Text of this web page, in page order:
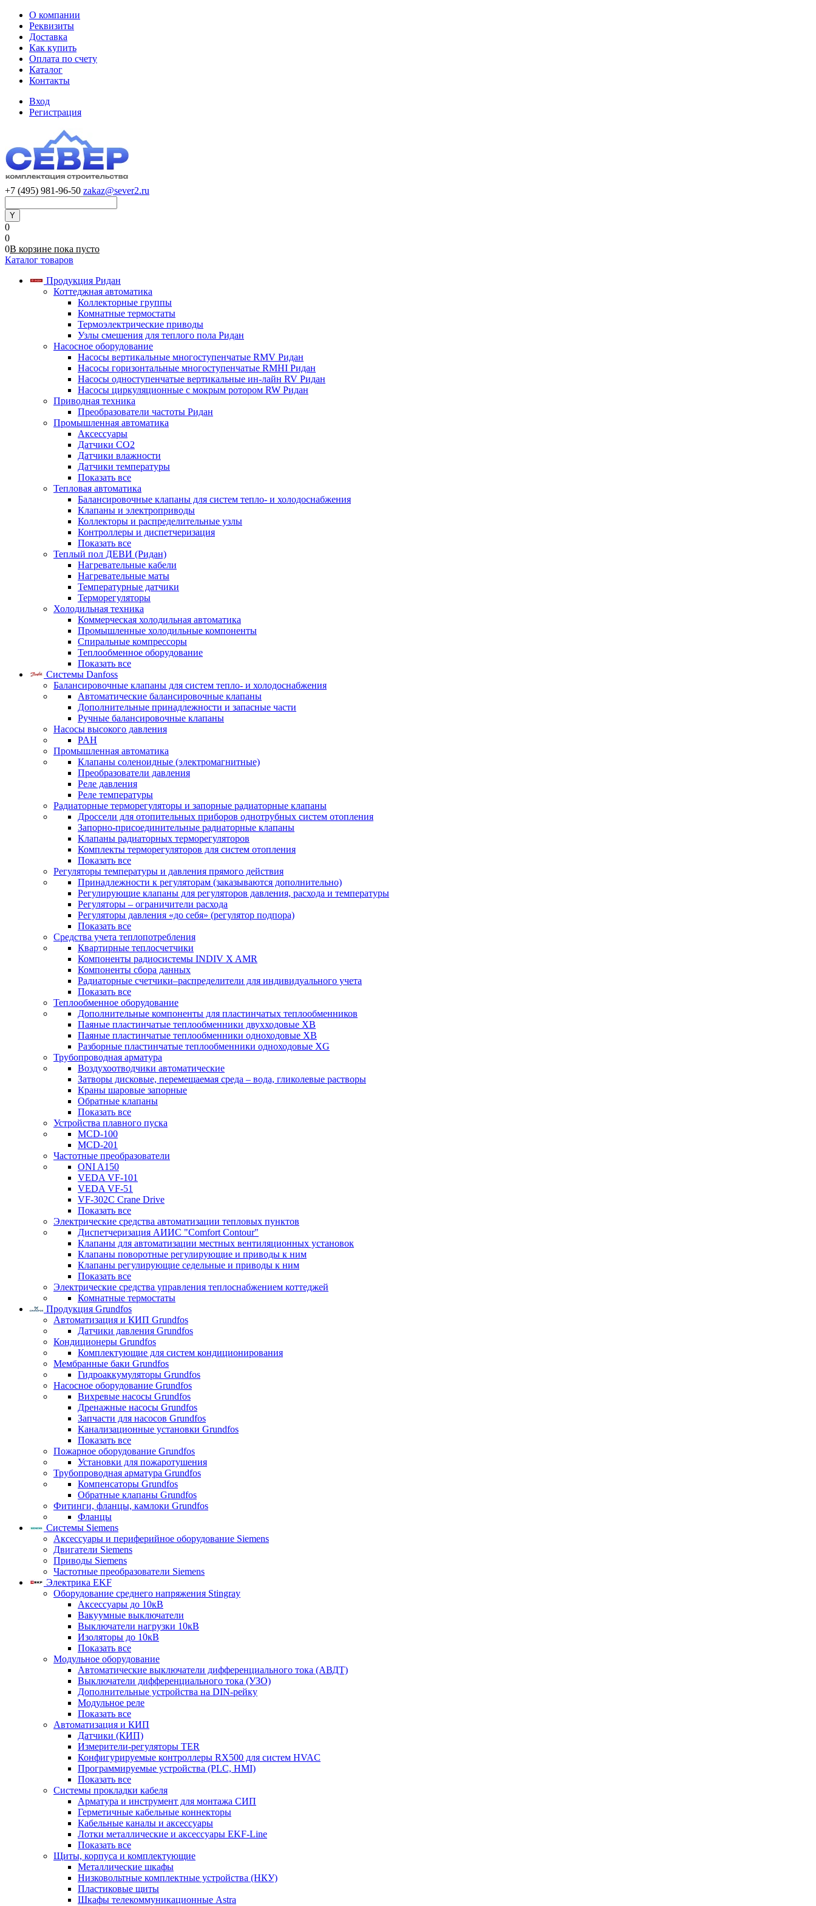
О компании
Реквизиты
Доставка
Как купить
Оплата по счету
Каталог
Контакты
Вход
Регистрация
+7 (495) 981-96-50 zakaz@sever2.ru
0
0
0В корзине пока пусто
Каталог товаров
Продукция Ридан
Коттеджная автоматика
Коллекторные группы
Комнатные термостаты
Термоэлектрические приводы
Узлы смешения для теплого пола Ридан
Насосное оборудование
Насосы вертикальные многоступенчатые RMV Ридан
Насосы горизонтальные многоступенчатые RMHI Ридан
Насосы одноступенчатые вертикальные ин-лайн RV Ридан
Насосы циркуляционные с мокрым ротором RW Ридан
Приводная техника
Преобразователи частоты Ридан
Промышленная автоматика
Аксессуары
Датчики CO2
Датчики влажности
Датчики температуры
Показать все
Тепловая автоматика
Балансировочные клапаны для систем тепло- и холодоснабжения
Клапаны и электроприводы
Коллекторы и распределительные узлы
Контроллеры и диспетчеризация
Показать все
Теплый пол ДЕВИ (Ридан)
Нагревательные кабели
Нагревательные маты
Температурные датчики
Терморегуляторы
Холодильная техника
Коммерческая холодильная автоматика
Промышленные холодильные компоненты
Спиральные компрессоры
Теплообменное оборудование
Показать все
Системы Danfoss
Балансировочные клапаны для систем тепло- и холодоснабжения
Автоматические балансировочные клапаны
Дополнительные принадлежности и запасные части
Ручные балансировочные клапаны
Насосы высокого давления
PAH
Промышленная автоматика
Клапаны соленоидные (электромагнитные)
Преобразователи давления
Реле давления
Реле температуры
Радиаторные терморегуляторы и запорные радиаторные клапаны
Дроссели для отопительных приборов однотрубных систем отопления
Запорно-присоединительные радиаторные клапаны
Клапаны радиаторных терморегуляторов
Комплекты терморегуляторов для систем отопления
Показать все
Регуляторы температуры и давления прямого действия
Принадлежности к регуляторам (заказываются дополнительно)
Регулирующие клапаны для регуляторов давления, расхода и температуры
Регуляторы – ограничители расхода
Регуляторы давления «до себя» (регулятор подпора)
Показать все
Средства учета теплопотребления
Квартирные теплосчетчики
Компоненты радиосистемы INDIV X AMR
Компоненты сбора данных
Радиаторные счетчики–распределители для индивидуального учета
Показать все
Теплообменное оборудование
Дополнительные компоненты для пластинчатых теплообменников
Паяные пластинчатые теплообменники двухходовые XB
Паяные пластинчатые теплообменники одноходовые ХВ
Разборные пластинчатые теплообменники одноходовые ХG
Трубопроводная арматура
Воздухоотводчики автоматические
Затворы дисковые, перемещаемая среда – вода, гликолевые растворы
Краны шаровые запорные
Обратные клапаны
Показать все
Устройства плавного пуска
MCD-100
MCD-201
Частотные преобразователи
ONI A150
VEDA VF-101
VEDA VF-51
VF-302C Crane Drive
Показать все
Электрические средства автоматизации тепловых пунктов
Диспетчеризация АИИС "Comfort Contour"
Клапаны для автоматизации местных вентиляционных установок
Клапаны поворотные регулирующие и приводы к ним
Клапаны регулирующие седельные и приводы к ним
Показать все
Электрические средства управления теплоснабжением коттеджей
Комнатные термостаты
Продукция Grundfos
Автоматизация и КИП Grundfos
Датчики давления Grundfos
Кондиционеры Grundfos
Комплектующие для систем кондиционирования
Мембранные баки Grundfos
Гидроаккумуляторы Grundfos
Насосное оборудование Grundfos
Вихревые насосы Grundfos
Дренажные насосы Grundfos
Запчасти для насосов Grundfos
Канализационные установки Grundfos
Показать все
Пожарное оборудование Grundfos
Установки для пожаротушения
Трубопроводная арматура Grundfos
Компенсаторы Grundfos
Обратные клапаны Grundfos
Фитинги, фланцы, камлоки Grundfos
Фланцы
Системы Siemens
Аксессуары и периферийное оборудование Siemens
Двигатели Siemens
Приводы Siemens
Частотные преобразователи Siemens
Электрика EKF
Оборудование среднего напряжения Stingray
Аксессуары до 10кВ
Вакуумные выключатели
Выключатели нагрузки 10кВ
Изоляторы до 10кВ
Показать все
Модульное оборудование
Автоматические выключатели дифференциального тока (АВДТ)
Выключатели дифференциального тока (УЗО)
Дополнительные устройства на DIN-рейку
Модульное реле
Показать все
Автоматизация и КИП
Датчики (КИП)
Измерители-регуляторы TER
Конфигурируемые контроллеры RX500 для систем HVAC
Программируемые устройства (PLC, HMI)
Показать все
Системы прокладки кабеля
Арматура и инструмент для монтажа СИП
Герметичные кабельные коннекторы
Кабельные каналы и аксессуары
Лотки металлические и аксессуары EKF-Line
Показать все
Щиты, корпуса и комплектующие
Металлические шкафы
Низковольтные комплектные устройства (НКУ)
Пластиковые щиты
Шкафы телекоммуникационные Astra